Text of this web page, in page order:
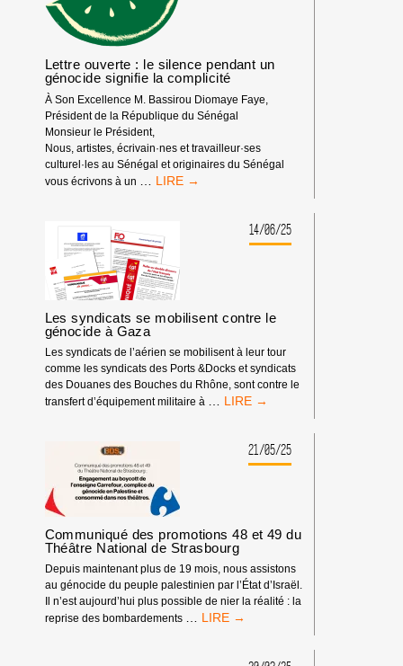
Lettre ouverte : le silence pendant un
génocide signifie la complicité
À Son Excellence M. Bassirou Diomaye Faye,
Président de la République du Sénégal
Monsieur le Président,
Nous, artistes, écrivain·nes et travailleur·ses
culturel·les au Sénégal et originaires du Sénégal
vous écrivons à un
LETTRE
SILENCE
PENDANT
UN
GÉNOCIDE
LA
14/06/25
Les syndicats se mobilisent contre le
génocide à Gaza
Les syndicats de l’aérien se mobilisent à leur tour
comme les syndicats des Ports &Docks et syndicats
des Douanes des Bouches du Rhône, sont contre le
transfert d’équipement militaire à
LES
MOBILISENT
CONTRE
GAZA
21/05/25
Communiqué des promotions 48 et 49 du
Théâtre National de Strasbourg
Depuis maintenant plus de 19 mois, nous assistons
au génocide du peuple palestinien par l’État d’Israël.
Il n’est aujourd’hui plus possible de nier la réalité : la
reprise des bombardements … COMMUNIQUÉ